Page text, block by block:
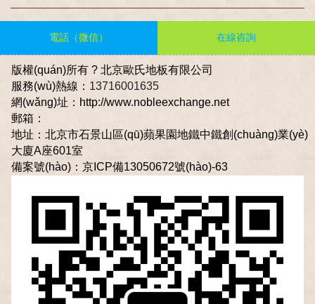
不管是羽毛球館、籃球館還是其他體育場館，都無法忽
視運(yùn)動(dòng)地板的存在，因?yàn)檫\(yùn)動
(dòng)地板和我們家里鋪的地板大不一樣，在所有體育
活動(dòng)中起到了決定性的作用，不僅便于體育比
賽，并且對(duì)平日訓(xùn)練人員的安全也是非常重要
的。選擇一家專業(yè)可信的羽毛球館木地板是非常重
要的。運(yùn)動(dòng)木地板工程師為大家科普，籃球
場木地板打磨工藝，具體包括籃球木地板打磨的前期準
(zhǔn)備；檢查地板的平整度；選擇正確的砂帶顆粒順
序；用條帶式打磨機(jī)進(jìn)行平面的打磨；使用邊角
打磨機(jī)打磨邊角區(qū)域；使用單盤/三盤式打磨機(jī)
進(jìn)行精細(xì)磨光；使用單盤/三盤式打磨機(jī)進(jìn)
電話（微信） 在線咨詢
版權(quán)所有 ? 北京歐氏地板有限公司
服務(wù)熱線： 13716001635
網(wǎng)址：http://www.nobleexchange.net
郵箱：
地址：北京市石景山區(qū)蘋果園地鐵中鐵創(chuàng)業(yè)
大廈A座601室
備案號(hào)： 京ICP備13050672號(hào)-63